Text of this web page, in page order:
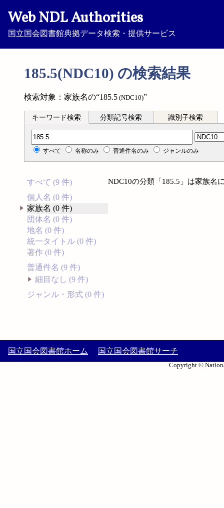
Web NDL Authorities
国立国会図書館典拠データ検索・提供サービス
185.5(NDC10) の検索結果
検索対象：家族名の“185.5 (NDC10)”
キーワード検索 分類記号検索 識別子検索
分類記号検索
すべて 名称のみ 普通件名のみ ジャンルのみ
すべて (9 件)
個人名 (0 件)
家族名 (0 件)
団体名 (0 件)
地名 (0 件)
統一タイトル (0 件)
著作 (0 件)
普通件名 (9 件)
細目なし (9 件)
ジャンル・形式 (0 件)
NDC10の分類「185.5」は家族名
国立国会図書館ホーム 国立国会図書館サーチ
Copyright ©